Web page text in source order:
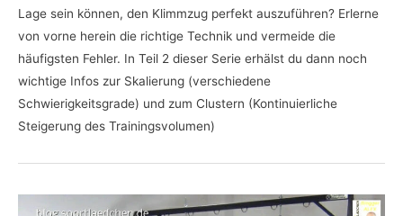
Lage sein können, den Klimmzug perfekt auszuführen? Erlerne
von vorne herein die richtige Technik und vermeide die
häufigsten Fehler. In Teil 2 dieser Serie erhälst du dann noch
wichtige Infos zur Skalierung (verschiedene
Schwierigkeitsgrade) und zum Clustern (Kontinuierliche
Steigerung des Trainingsvolumen)